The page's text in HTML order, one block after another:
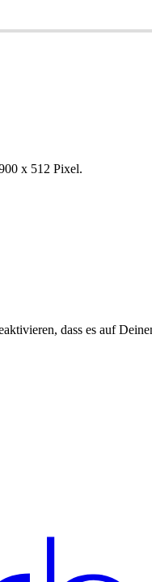
x 512 Pixel.
dass es auf